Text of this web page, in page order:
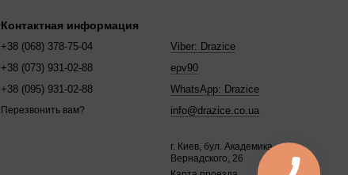
Контактная информация
+38 (068) 378-75-04
+38 (073) 931-02-88
+38 (095) 931-02-88
Перезвонить вам?
Viber: Drazice
epv90
WhatsApp: Drazice
info@drazice.co.ua
г. Киев, бул. Академика
Вернадского, 26